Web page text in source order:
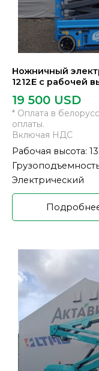
Ножничный
1212E с рабочей
19 500 USD
* Оплата в
оплаты.
Включая НДС
Рабочая высота:
Электрический